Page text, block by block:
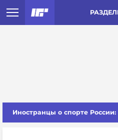
Иностранцы о спорте России: